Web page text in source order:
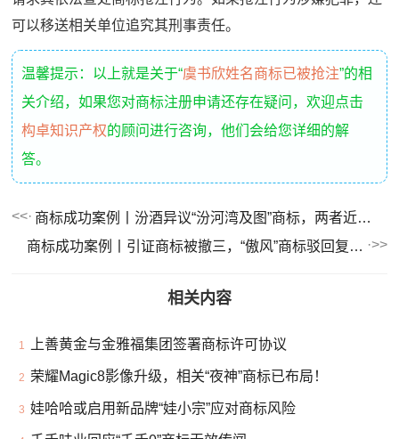
可以移送相关单位追究其刑事责任。
温馨提示：以上就是关于“虞书欣姓名商标已被抢注”的相
关介绍，如果您对商标注册申请还存在疑问，欢迎点击
构卓知识产权的顾问进行咨询，他们会给您详细的解
答。
商标成功案例丨汾酒异议“汾河湾及图”商标，两者近似吗？
商标成功案例丨引证商标被撤三，“傲风”商标驳回复审成功！
相关内容
1 上善黄金与金雅福集团签署商标许可协议
2 荣耀Magic8影像升级，相关“夜神”商标已布局！
3 娃哈哈或启用新品牌“娃小宗”应对商标风险